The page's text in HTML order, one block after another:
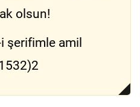
olsun!
şerifimle amil